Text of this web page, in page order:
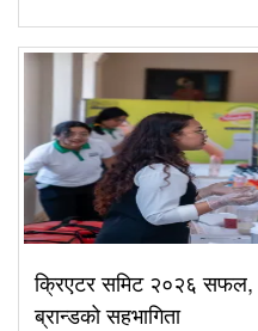
क्रिएटर समिट २०२६ सफल,
ब्रान्डको सहभागिता